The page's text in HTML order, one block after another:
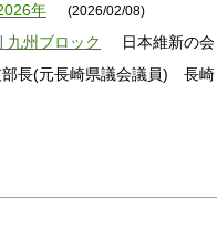
年 (2026/02/08)
九州ブロック
日本維新の会
部長(元長崎県議会議員) 長崎